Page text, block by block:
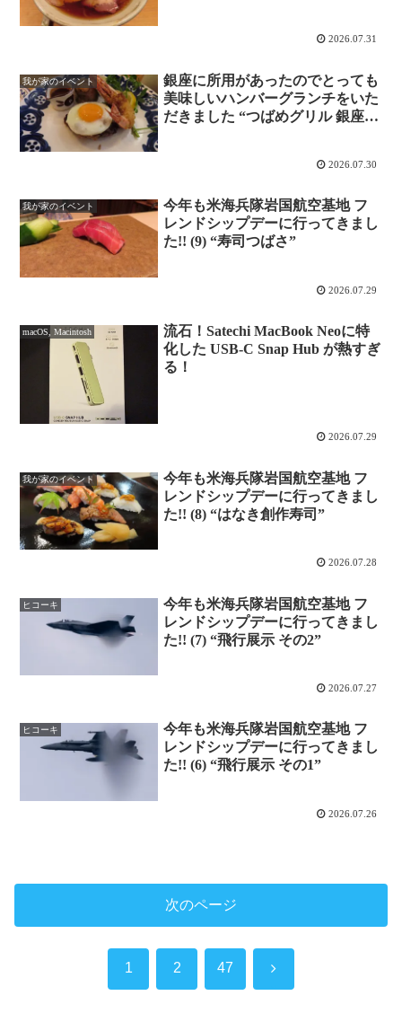
2026.07.31
我が家のイベント
銀座に所用があったのでとっても
美味しいハンバーグランチをいた
だきました “つばめグリル 銀座本
2026.07.30
我が家のイベント
今年も米海兵隊岩国航空基地 フ
レンドシップデーに行ってきまし
た!! (9) “寿司つばさ”
2026.07.29
macOS, Macintosh
流石！Satechi MacBook Neoに特
化した USB-C Snap Hub が熱すぎ
る！
2026.07.29
我が家のイベント
今年も米海兵隊岩国航空基地 フ
レンドシップデーに行ってきまし
た!! (8) “はなき創作寿司”
2026.07.28
ヒコーキ
今年も米海兵隊岩国航空基地 フ
レンドシップデーに行ってきまし
た!! (7) “飛行展示 その2”
2026.07.27
ヒコーキ
今年も米海兵隊岩国航空基地 フ
レンドシップデーに行ってきまし
た!! (6) “飛行展示 その1”
2026.07.26
次のページ
1 2 47 次